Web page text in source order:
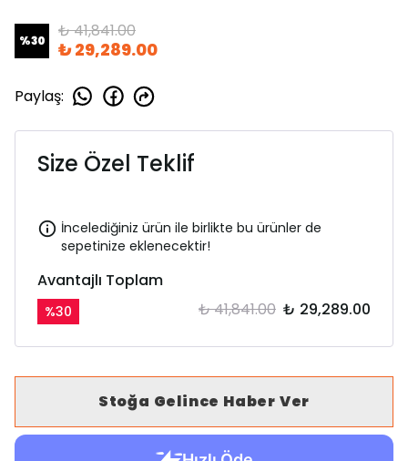
%30 ₺ 41,841.00
₺ 29,289.00
Paylaş:
Size Özel Teklif
İncelediğiniz ürün ile birlikte bu ürünler de
sepetinize eklenecektir!
Avantajlı Toplam
%30 ₺ 41,841.00 ₺ 29,289.00
Stoğa Gelince Haber Ver